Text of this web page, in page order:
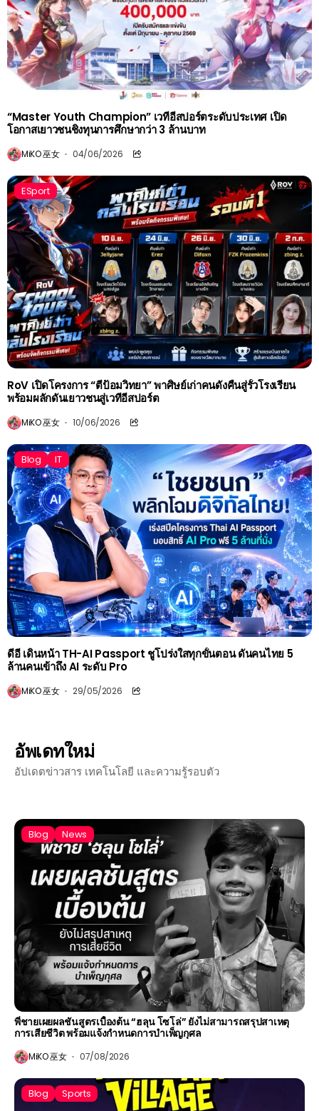
“Master Youth Champion” เวทีอีสปอร์ตระดับประเทศ เปิด
โอกาสเยาวชนชิงทุนการศึกษากว่า 3 ล้านบาท
MiKO 巫女 04/06/2026
ESport
RoV เปิดโครงการ “ตีป้อมวิทยา” พาศิษย์เก่าคนดังคืนสู่รั้วโรงเรียน
พร้อมผลักดันเยาวชนสู่เวทีอีสปอร์ต
MiKO 巫女 10/06/2026
Blog IT
ดีอี เดินหน้า TH-AI Passport ชูโปร่งใสทุกขั้นตอน ดันคนไทย 5
ล้านคนเข้าถึง AI ระดับ Pro
MiKO 巫女 29/05/2026
อัพเดทใหม่
อัปเดตข่าวสาร เทคโนโลยี และความรู้รอบตัว
Blog News
พี่ชายเผยผลชันสูตรเบื้องต้น “ฮลุน โซโล่” ยังไม่สามารถสรุปสาเหตุ
การเสียชีวิต พร้อมแจ้งกำหนดการบำเพ็ญกุศล
MiKO 巫女 07/08/2026
Blog Sports